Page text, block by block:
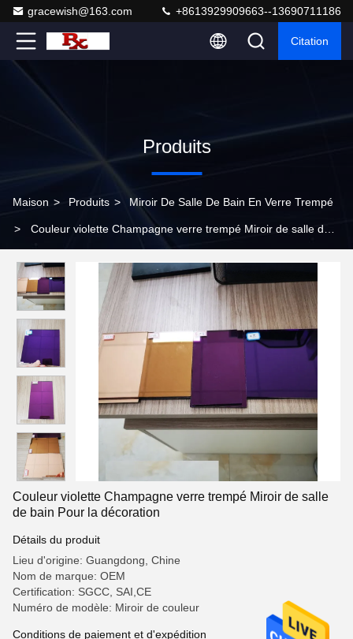
gracewish@163.com +8613929909663--13690711186
Citation
Produits
Maison > Produits > Miroir De Salle De Bain En Verre Trempé
> Couleur violette Champagne verre trempé Miroir de salle de
Couleur violette Champagne verre trempé Miroir de salle
de bain Pour la décoration
Détails du produit
Lieu d'origine: Guangdong, Chine
Nom de marque: OEM
Certification: SGCC, SAI,CE
Numéro de modèle: Miroir de couleur
Conditions de paiement et d'expédition